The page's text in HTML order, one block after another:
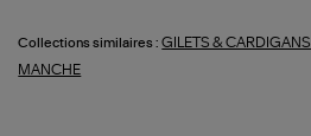
Collections similaires : GILETS & CARDIGANS
MANCHE